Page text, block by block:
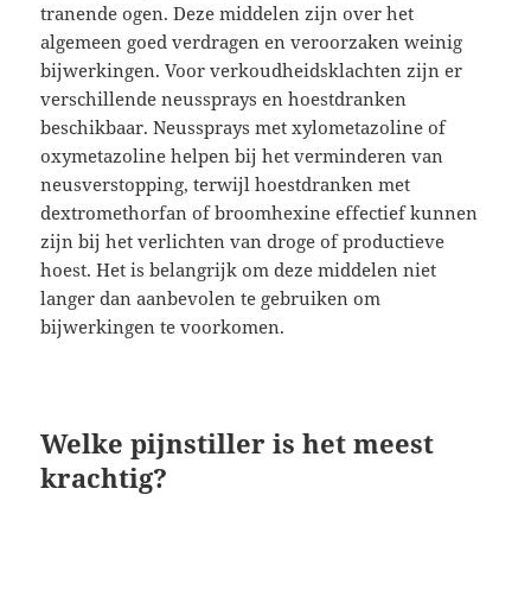
tranende ogen. Deze middelen zijn over het
algemeen goed verdragen en veroorzaken weinig
bijwerkingen. Voor verkoudheidsklachten zijn er
verschillende neussprays en hoestdranken
beschikbaar. Neussprays met xylometazoline of
oxymetazoline helpen bij het verminderen van
neusverstopping, terwijl hoestdranken met
dextromethorfan of broomhexine effectief kunnen
zijn bij het verlichten van droge of productieve
hoest. Het is belangrijk om deze middelen niet
langer dan aanbevolen te gebruiken om
bijwerkingen te voorkomen.
Welke pijnstiller is het meest
krachtig?